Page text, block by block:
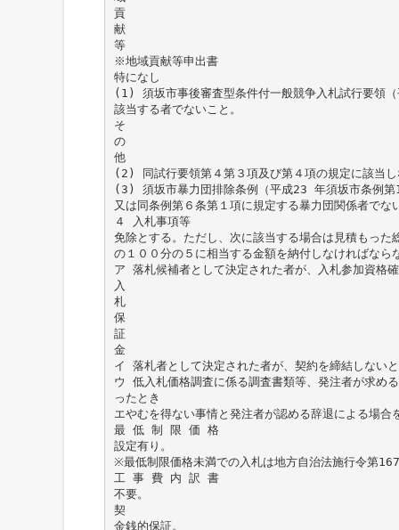
貢
献
等
※地域貢献等申出書
特になし
(1) 須坂市事後審査型条件付一般競争入札試行要領
該当する者でないこと。
そ
の
他
(2) 同試行要領第４第３項及び第４項の規定に該当し
(3) 須坂市暴力団排除条例（平成23 年須坂市条例第
又は同条例第６条第１項に規定する暴力団関係者でな
４ 入札事項等
免除とする。ただし、次に該当する場合は見積もった
の１００分の５に相当する金額を納付しなければなら
ア 落札候補者として決定された者が、入札参加資格
入
札
保
証
金
イ 落札者として決定された者が、契約を締結しない
ウ 低入札価格調査に係る調査書類等、発注者が求め
ったとき
エやむを得ない事情と発注者が認める辞退による場合
最 低 制 限 価 格
設定有り。
※最低制限価格未満での入札は地方自治法施行令第
工 事 費 内 訳 書
不要。
契
金銭的保証。